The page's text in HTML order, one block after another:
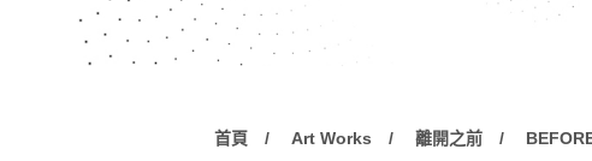
首頁 Art Works 離開之前